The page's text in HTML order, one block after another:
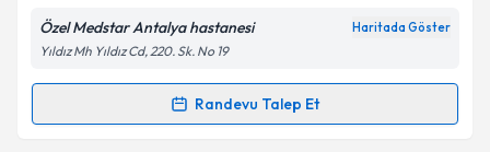
Kişisel verilerimin işlenmesine ilişkin
Aydınlatma
Metni'ni okudum ve kişisel verilerimin belirtilen
kapsamda işlenmesini kabul ediyorum.
Özel Medstar Antalya hastanesi Haritada Göster
Yıldız Mh Yıldız Cd, 220. Sk. No 19
Randevu Talep Et
Randevu Takvimi Talebi